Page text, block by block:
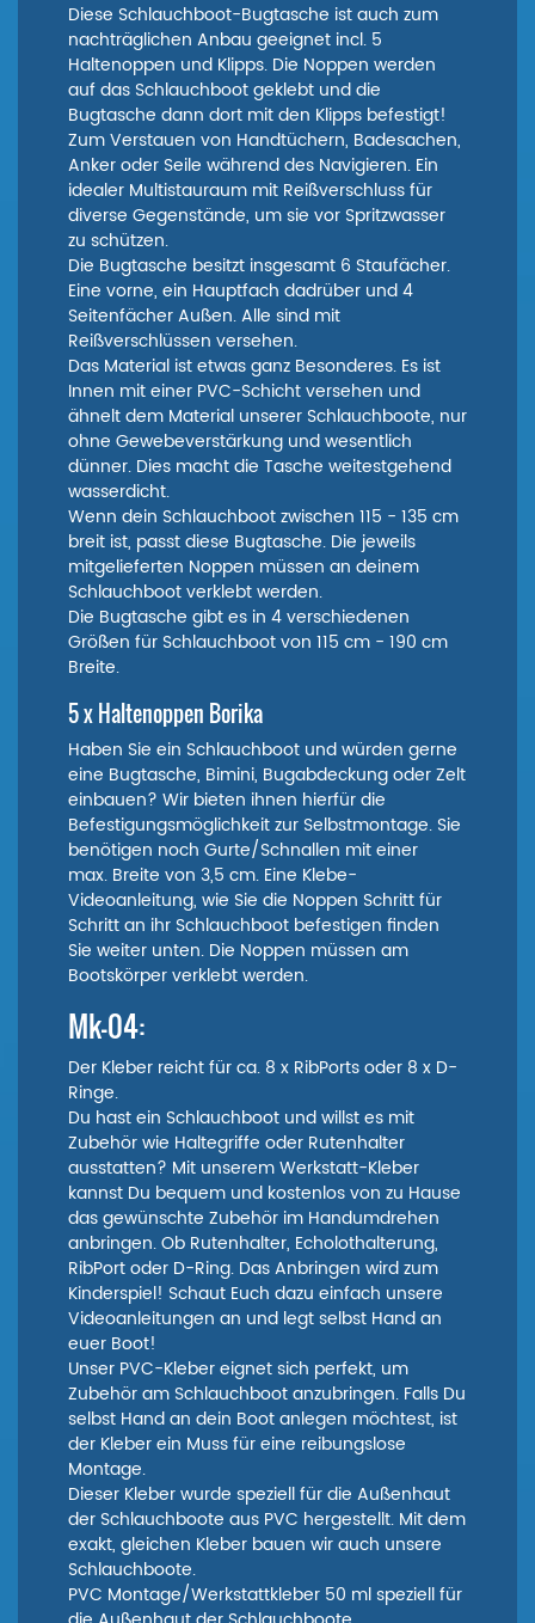
Diese Schlauchboot-Bugtasche ist auch zum
nachträglichen Anbau geeignet incl. 5
Haltenoppen und Klipps. Die Noppen werden
auf das Schlauchboot geklebt und die
Bugtasche dann dort mit den Klipps befestigt!
Zum Verstauen von Handtüchern, Badesachen,
Anker oder Seile während des Navigieren. Ein
idealer Multistauraum mit Reißverschluss für
diverse Gegenstände, um sie vor Spritzwasser
zu schützen.
Die Bugtasche besitzt insgesamt 6 Staufächer.
Eine vorne, ein Hauptfach dadrüber und 4
Seitenfächer Außen. Alle sind mit
Reißverschlüssen versehen.
Das Material ist etwas ganz Besonderes. Es ist
Innen mit einer PVC-Schicht versehen und
ähnelt dem Material unserer Schlauchboote, nur
ohne Gewebeverstärkung und wesentlich
dünner. Dies macht die Tasche weitestgehend
wasserdicht.
Wenn dein Schlauchboot zwischen 115 - 135 cm
breit ist, passt diese Bugtasche. Die jeweils
mitgelieferten Noppen müssen an deinem
Schlauchboot verklebt werden.
Die Bugtasche gibt es in 4 verschiedenen
Größen für Schlauchboot von 115 cm - 190 cm
Breite.
5 x Haltenoppen Borika
Haben Sie ein Schlauchboot und würden gerne
eine Bugtasche, Bimini, Bugabdeckung oder Zelt
einbauen? Wir bieten ihnen hierfür die
Befestigungsmöglichkeit zur Selbstmontage. Sie
benötigen noch Gurte/Schnallen mit einer
max. Breite von 3,5 cm. Eine Klebe-
Videoanleitung, wie Sie die Noppen Schritt für
Schritt an ihr Schlauchboot befestigen finden
Sie weiter unten. Die Noppen müssen am
Bootskörper verklebt werden.
Mk-04:
Der Kleber reicht für ca. 8 x RibPorts oder 8 x D-
Ringe.
Du hast ein Schlauchboot und willst es mit
Zubehör wie Haltegriffe oder Rutenhalter
ausstatten? Mit unserem Werkstatt-Kleber
kannst Du bequem und kostenlos von zu Hause
das gewünschte Zubehör im Handumdrehen
anbringen. Ob Rutenhalter, Echolothalterung,
RibPort oder D-Ring. Das Anbringen wird zum
Kinderspiel! Schaut Euch dazu einfach unsere
Videoanleitungen an und legt selbst Hand an
euer Boot!
Unser PVC-Kleber eignet sich perfekt, um
Zubehör am Schlauchboot anzubringen. Falls Du
selbst Hand an dein Boot anlegen möchtest, ist
der Kleber ein Muss für eine reibungslose
Montage.
Dieser Kleber wurde speziell für die Außenhaut
der Schlauchboote aus PVC hergestellt. Mit dem
exakt, gleichen Kleber bauen wir auch unsere
Schlauchboote.
PVC Montage/Werkstattkleber 50 ml speziell für